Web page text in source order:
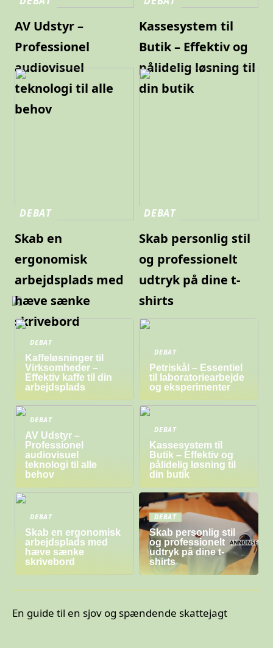
AV Udstyr –
Professionel
audiovisuel
teknologi til alle
behov
Kassesystem til
Butik – Effektiv og
pålidelig løsning til
din butik
DEBAT
Skab en
ergonomisk
arbejdsplads med
hæve sænke
skrivebord
DEBAT
Skab personlig stil
og professionelt
udtryk på dine t-
shirts
DEBAT
Kaffeløsninger til
Virksomheder –
Effektiv kaffe til din
arbejdsplads
DEBAT
Petriskål – Essentiel
til laboratoriearbejde
og eksperimenter
DEBAT
AV Udstyr –
Professionel
audiovisuel
teknologi til alle
behov
DEBAT
Kassesystem til
Butik – Effektiv og
pålidelig løsning til
din butik
DEBAT
Skab en ergonomisk
arbejdsplads med
hæve sænke
skrivebord
DEBAT
Skab personlig stil
og professionelt
udtryk på dine t-
shirts
En guide til en sjov og spændende skattejagt